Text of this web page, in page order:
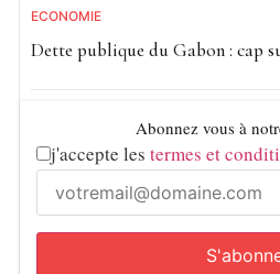
ECONOMIE
Dette publique du Gabon : cap
Abonnez vous à
j'accepte les termes et